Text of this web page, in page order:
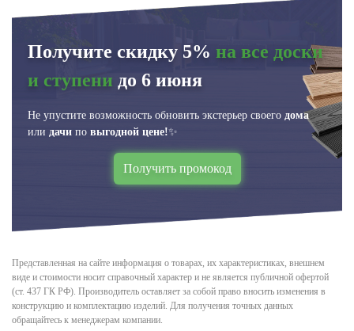
Получите скидку 5% на все доски
и ступени до 6 июня
Не упустите возможность обновить экстерьер своего дома
или дачи по выгодной цене!✨
Получить промокод
Представленная на сайте информация о товарах, их характеристиках, внешнем
виде и стоимости носит справочный характер и не является публичной офертой
(ст. 437 ГК РФ). Производитель оставляет за собой право вносить изменения в
конструкцию и комплектацию изделий. Для получения точных данных
обращайтесь к менеджерам компании.